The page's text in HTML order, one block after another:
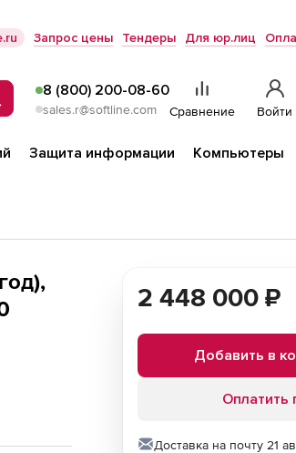
Запрос цены Тендеры Для юр.лиц
8 (800) 200-08-60
sales.r@softline.com Сравнение Войти
Защита информации Компьютеры
2 448 000 ₽
Добавить в
Оплатить
Доставка на почту 21